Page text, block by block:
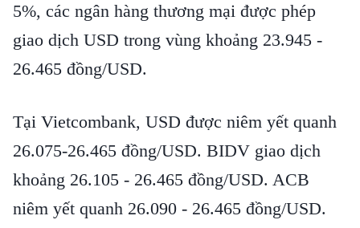
5%, các ngân hàng thương mại được phép
giao dịch USD trong vùng khoảng 23.945 -
26.465 đồng/USD.
Tại Vietcombank, USD được niêm yết quanh
26.075-26.465 đồng/USD. BIDV giao dịch
khoảng 26.105 - 26.465 đồng/USD. ACB
niêm yết quanh 26.090 - 26.465 đồng/USD.